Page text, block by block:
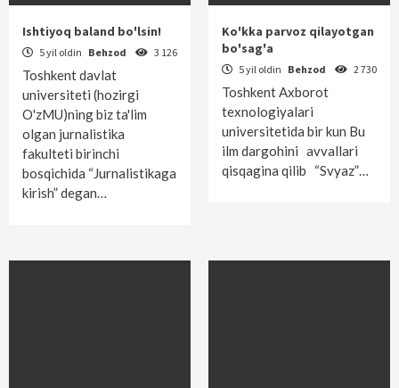
Ishtiyoq baland bo'lsin!
5 yil oldin Behzod 3 126
Toshkent davlat
universiteti (hozirgi
O'zMU)ning biz ta'lim
olgan jurnalistika
fakulteti birinchi
bosqichida “Jurnalistikaga
kirish” degan…
Ko'kka parvoz qilayotgan
bo'sag'a
5 yil oldin Behzod 2 730
Toshkent Axborot
texnologiyalari
universitetida bir kun Bu
ilm dargohini avvallari
qisqagina qilib “Svyaz”…